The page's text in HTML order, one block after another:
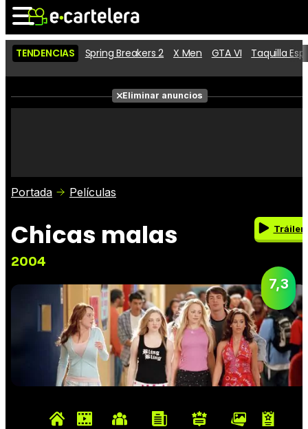
Noticias
Cartelera
Críticas
TENDENCIAS Spring Breakers 2 X Men GTA VI Taquilla
Eliminar anuncios
Portada Películas
Chicas malas
2004
Tráiler
7,3